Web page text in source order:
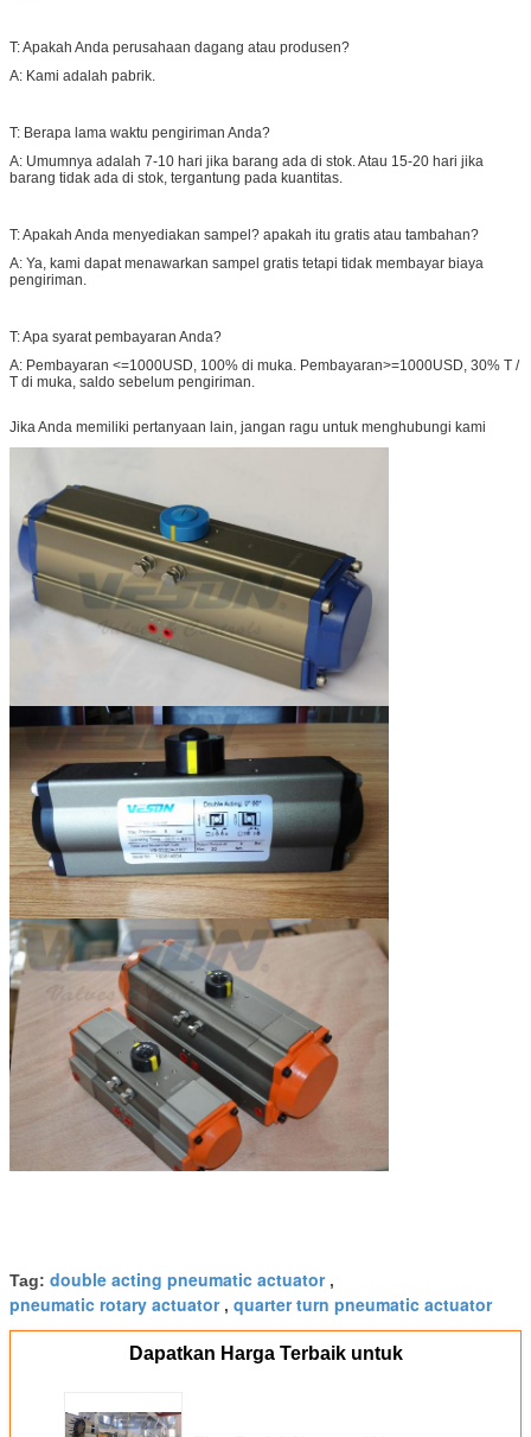
T: Apakah Anda perusahaan dagang atau produsen?
A: Kami adalah pabrik.
T: Berapa lama waktu pengiriman Anda?
A: Umumnya adalah 7-10 hari jika barang ada di stok. Atau 15-20 hari jika
barang tidak ada di stok, tergantung pada kuantitas.
T: Apakah Anda menyediakan sampel? apakah itu gratis atau tambahan?
A: Ya, kami dapat menawarkan sampel gratis tetapi tidak membayar biaya
pengiriman.
T: Apa syarat pembayaran Anda?
A: Pembayaran <=1000USD, 100% di muka. Pembayaran>=1000USD, 30% T /
T di muka, saldo sebelum pengiriman.
Jika Anda memiliki pertanyaan lain, jangan ragu untuk menghubungi kami
Tag: double acting pneumatic actuator,
pneumatic rotary actuator, quarter turn pneumatic actuator
Dapatkan Harga Terbaik untuk